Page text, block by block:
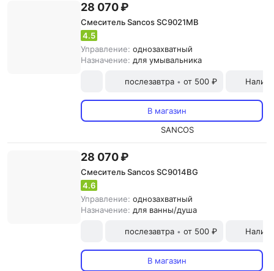
28 070 ₽
Смеситель Sancos SC9021MB
4.5
Управление: однозахватный
Назначение: для умывальника
послезавтра • от 500 ₽
В магазин
SANCOS
28 070 ₽
Смеситель Sancos SC9014BG
4.6
Управление: однозахватный
Назначение: для ванны/душа
послезавтра • от 500 ₽
В магазин